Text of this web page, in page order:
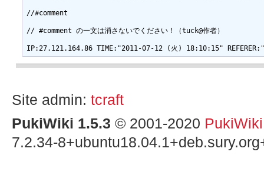
//#comment
// #comment の一文は消さないでください！（tuck@作者）
Site admin: tcraft
PukiWiki 1.5.3 © 2001-2020
7.2.34-